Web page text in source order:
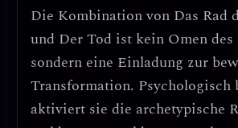
Die Kombination von Das Rad
und Der Tod ist kein Omen
sondern eine Einladung zur
Transformation. Psychologisch
aktiviert sie die archetypische